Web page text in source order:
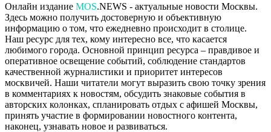
Онлайн издание MOS.NEWS - актуальные новости Москвы.
Здесь можно получить достоверную и объективную
информацию о том, что ежедневно происходит в столице.
Наш ресурс для тех, кому интересно все, что касается
любимого города. Основной принцип ресурса – правдивое и
оперативное освещение событий, соблюдение стандартов
качественной журналистики и приоритет интересов
москвичей. Наши читатели могут выразить свою точку зрения
в комментариях к новостям, обсудить знаковые события в
авторских колонках, спланировать отдых с афишей Москвы,
принять участие в формировании новостного контента,
наконец, узнавать новое и развиваться.